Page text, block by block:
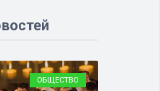
ОБЩЕСТВО